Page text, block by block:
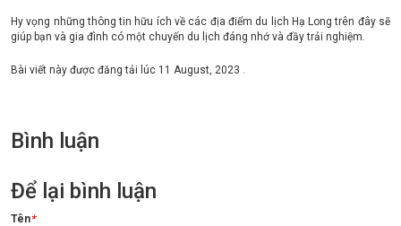
Hy vọng những thông tin hữu ích về các địa điểm du lịch Hạ Long trên đây sẽ
giúp bạn và gia đình có một chuyến du lịch đáng nhớ và đầy trải nghiệm.
Bài viết này được đăng tải lúc 11 August, 2023 .
Bình luận
Để lại bình luận
Tên*